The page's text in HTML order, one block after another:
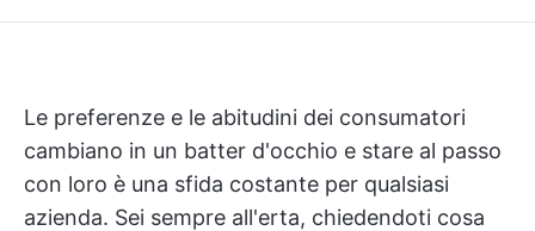
Le preferenze e le abitudini dei consumatori
cambiano in un batter d'occhio e stare al passo
con loro è una sfida costante per qualsiasi
azienda. Sei sempre all'erta, chiedendoti cosa